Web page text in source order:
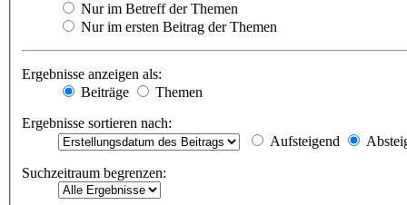
Nur im Betreff der Themen
Nur im ersten Beitrag der Themen
Ergebnisse anzeigen als:
Beiträge
Themen
Ergebnisse sortieren nach:
Aufsteigend
Suchzeitraum begrenzen: